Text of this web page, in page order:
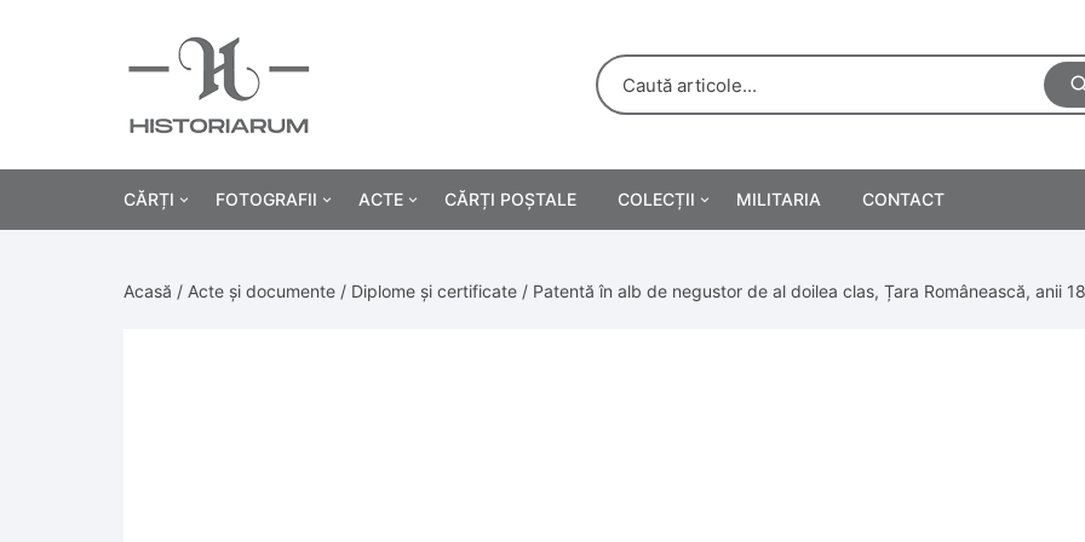
CĂRȚI FOTOGRAFII ACTE CĂRȚI POȘTALE COLECȚII MILITARIA CONTACT
Acasă / Acte și documente / Diplome și certificate / Patentă în alb de negustor de al doilea clas, Țara Românească, anii